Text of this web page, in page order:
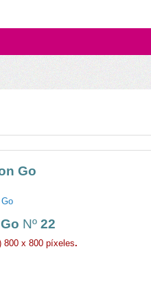
Go
Nº 22
800 x 800 píxeles.